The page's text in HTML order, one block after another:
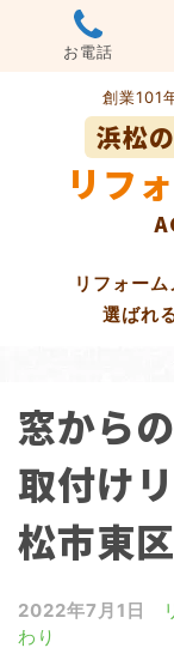
創業101
浜松
リフ
リフォー
選ばれ
玄関引き戸
勝手口ドアリ
雨戸・シャッ
窓の目隠しル
窓から
取付け
松市東区
2022年7月1日
わり
お電話